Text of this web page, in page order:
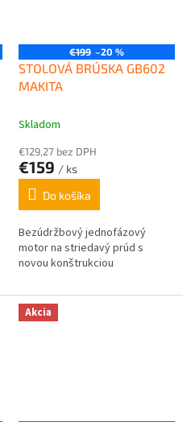
€199 –20 %
STOLOVÁ BRÚSKA GB602
MAKITA
Skladom
€129,27 bez DPH
€159 / ks
Do košíka
Bezúdržbový jednofázový
motor na striedavý prúd s
novou konštrukciou
Akcia